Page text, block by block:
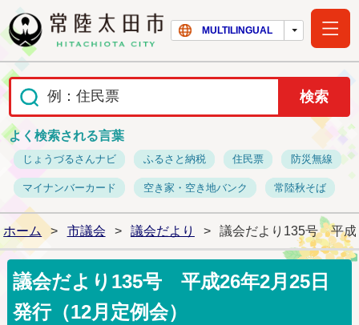
常陸太田市ホー
MULTILINGUAL
よく検索される言葉
じょうづるさんナビ ふるさと納税 住民票 防災無線
マイナンバーカード 空き家・空き地バンク 常陸秋そば
ホーム > 市議会 > 議会だより > 議会だより135号 平成
議会だより135号 平成26年2月25日
発行（12月定例会）